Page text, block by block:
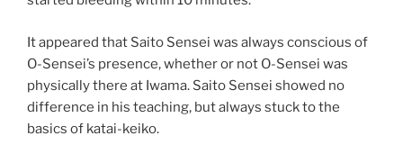
It appeared that Saito Sensei was always conscious of
O-Sensei’s presence, whether or not O-Sensei was
physically there at Iwama. Saito Sensei showed no
difference in his teaching, but always stuck to the
basics of katai-keiko.